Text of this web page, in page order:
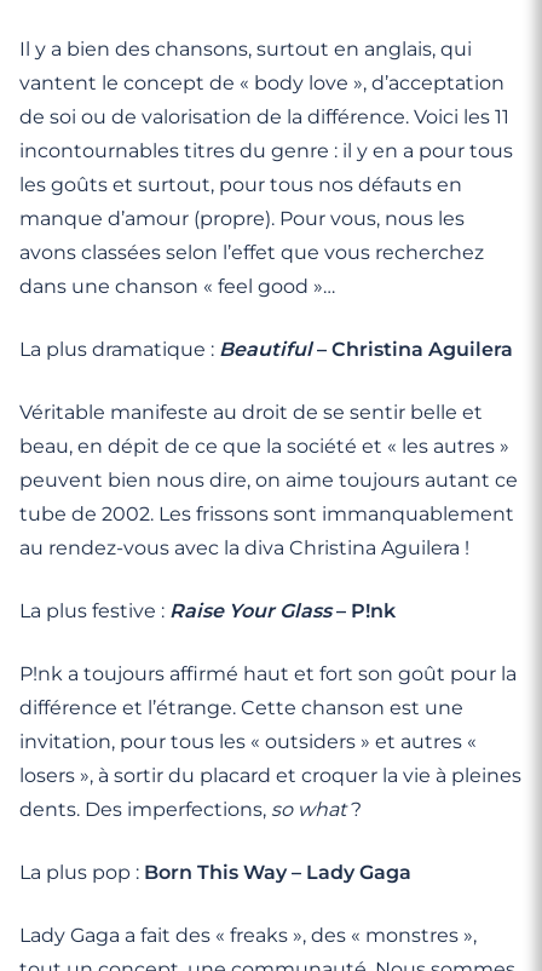
Il y a bien des chansons, surtout en anglais, qui
vantent le concept de « body love », d’acceptation
de soi ou de valorisation de la différence. Voici les 11
incontournables titres du genre : il y en a pour tous
les goûts et surtout, pour tous nos défauts en
manque d’amour (propre). Pour vous, nous les
avons classées selon l’effet que vous recherchez
dans une chanson « feel good »…
La plus dramatique : Beautiful– Christina Aguilera
Véritable manifeste au droit de se sentir belle et
beau, en dépit de ce que la société et « les autres »
peuvent bien nous dire, on aime toujours autant ce
tube de 2002. Les frissons sont immanquablement
au rendez-vous avec la diva Christina Aguilera !
La plus festive : Raise Your Glass– P!nk
P!nk a toujours affirmé haut et fort son goût pour la
différence et l’étrange. Cette chanson est une
invitation, pour tous les « outsiders » et autres «
losers », à sortir du placard et croquer la vie à pleines
dents. Des imperfections, so what?
La plus pop : Born This Way – Lady Gaga
Lady Gaga a fait des « freaks », des « monstres »,